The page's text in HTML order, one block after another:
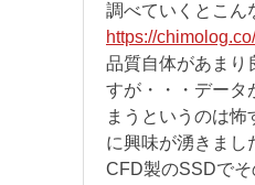
調べていくとこん
https://
品質自体があまり
すが・・・データ
まうというのは
に興味が湧きまし
CFD製のSSDで